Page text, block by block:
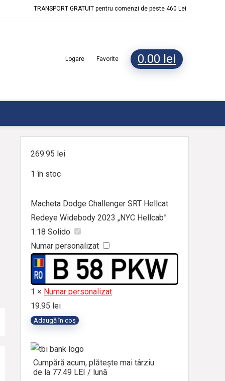
TRANSPORT GRATUIT pentru comenzi de peste 460 Lei
Logare Favorite 0.00 lei
269.95 lei
1 în stoc
Macheta Dodge Challenger SRT Hellcat
Redeye Widebody 2023 „NYC Hellcab”
1:18 Solido
Numar personalizat
1 × Numar personalizat
19.95 lei
Cantitate
Dodge
Challenger
SRT
Adaugă în coș
Cumpără acum, plătește mai târziu
de la 77.49 LEI / lună